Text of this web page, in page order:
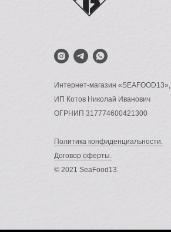
Интернет-магазин «SEAFOOD13»,
ИП Котов Николай Иванович
ОГРНИП 317774600421300
Политика конфиденциальности.
Договор оферты.
© 2021 SeaFood13.